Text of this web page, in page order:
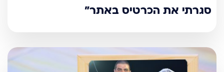
סגרתי את הכרטיס באתר"